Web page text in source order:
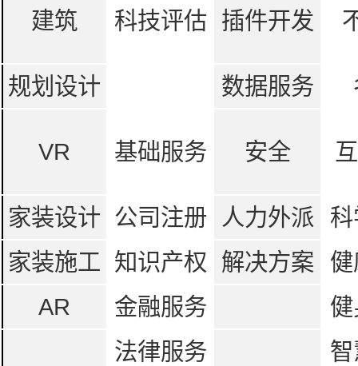
建筑 科技评估 插件开发
规划设计 数据服务
VR 基础服务 安全
家装设计 公司注册 人力外派
家装施工 知识产权 解决方案
AR
金融服务
法律服务